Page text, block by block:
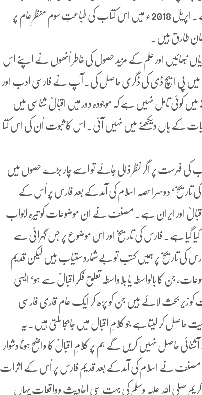
”اھلِ فارس کی فکری و عملی میراث اور علامہ اقبالؒ‘‘ بھی ہے۔ اپریل 2018ء میں اس کتاب کی طباعتِ سوم منظرِ عام پر
طارق ہیں۔
نبھائیں اور علم کے مزید حصول کی خاطر اُنھوں نے اپنے اس
میں پی ایچ ڈی کی ڈگری حاصل کی۔ آپ نے فارسی ادب اور
میں کوئی تامل نہیں ہے کہ موجودہ دور میں اقبالؒ شناسی میں
کے ہاں دیکھنے میں نہیں آئی۔ اس کا ثبوت اُن کی اس کتا
کی فہرست پر اگر نظر ڈالی جائے تو اسے چار بڑے حصوں میں
کی تاریخ‘ دوسرا حصہ اسلام کی آمد کے بعد فارس پر اُس کے
اقبالؒ اور ایران ہے۔ مصنف نے ان موضوعات کو تیرہ ابواب
گیا ہے۔ فارس کی تاریخ اور اس موضوع پر جس گہرائی سے
تاریخ پر ہمیں کتب تو بےشماردستیاب ہیں لیکن قدیم
جن کا بالواسطہ یا بلاواسطہ تعلق فکرِ اقبالؒ سے ہو‘ ایسی
زیر بحث لائے ہیں جن کو پڑھ کر ایک عام قاری فارسی
کر لیتا ہے جو کلامِ اقبال میں جابجا ملتی ہیں۔ یہ
نہیں کریں گے ہم پر کلامِ اقبالؒ کا واضح ہونا دشوار
نے اسلام کی آمد کے بعد قدیم فارس پر اُس کے اثرات
صلی اللہ علیہ وسلم کی بہت سی احادیث وواقعات یہاں